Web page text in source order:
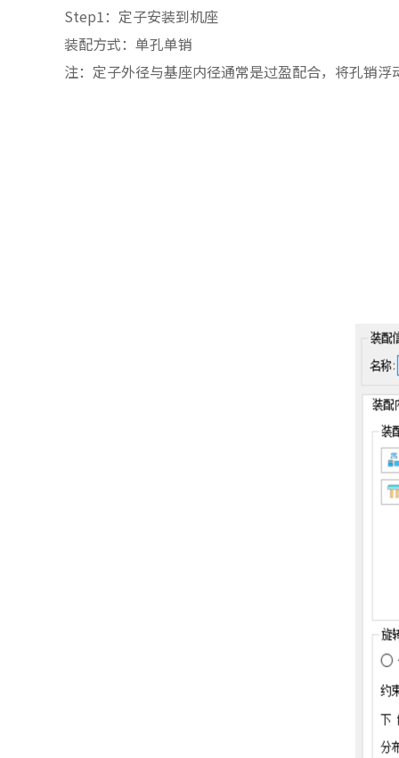
Step1：定子安装到机座
装配方式：单孔单销
注：定子外径与基座内径通常是过盈配合，将孔销